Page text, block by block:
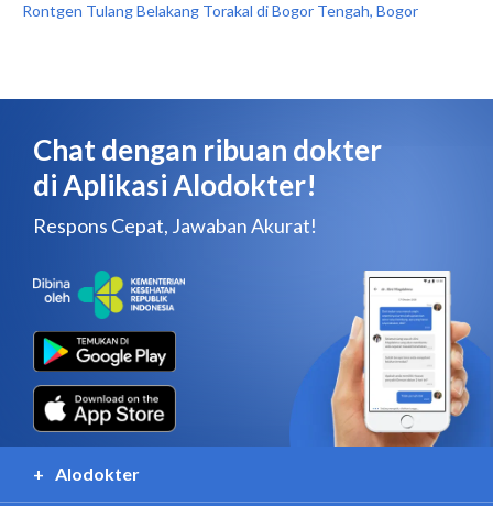
Rontgen Tulang Belakang Torakal di Bogor Tengah, Bogor